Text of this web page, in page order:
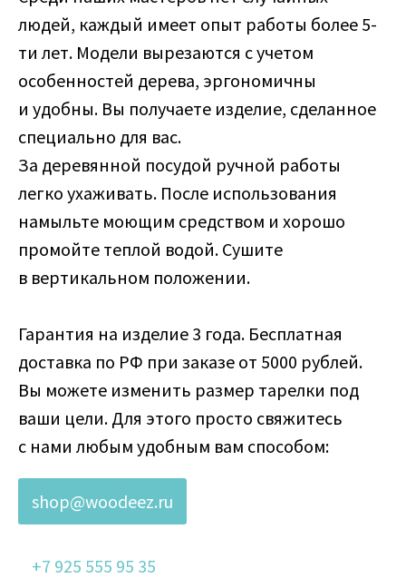
людей, каждый имеет опыт работы более 5-
ти лет. Модели вырезаются с учетом
особенностей дерева, эргономичны
и удобны. Вы получаете изделие, сделанное
специально для вас.
За деревянной посудой ручной работы
легко ухаживать. После использования
намыльте моющим средством и хорошо
промойте теплой водой. Сушите
в вертикальном положении.
Гарантия на изделие 3 года. Бесплатная
доставка по РФ при заказе от 5000 рублей.
Вы можете изменить размер тарелки под
ваши цели. Для этого просто свяжитесь
с нами любым удобным вам способом:
shop@woodeez.ru
+7 925 555 95 35